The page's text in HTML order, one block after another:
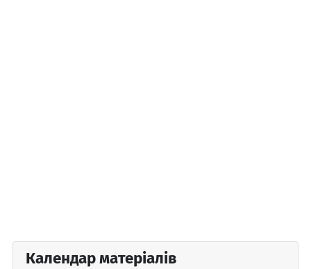
Календар матеріалів